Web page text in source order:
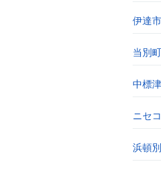
伊達市
当別
中標
ニセ
浜頓